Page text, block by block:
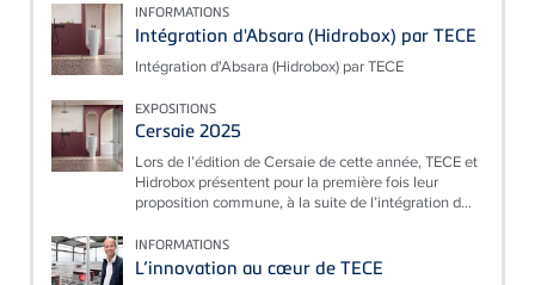
INFORMATIONS
Intégration d'Absara (Hidrobox) par TECE
Intégration d'Absara (Hidrobox) par TECE
EXPOSITIONS
Cersaie 2025
Lors de l’édition de Cersaie de cette année, TECE et
Hidrobox présentent pour la première fois leur
proposition commune, à la suite de l’intégration d...
INFORMATIONS
L’innovation au cœur de TECE